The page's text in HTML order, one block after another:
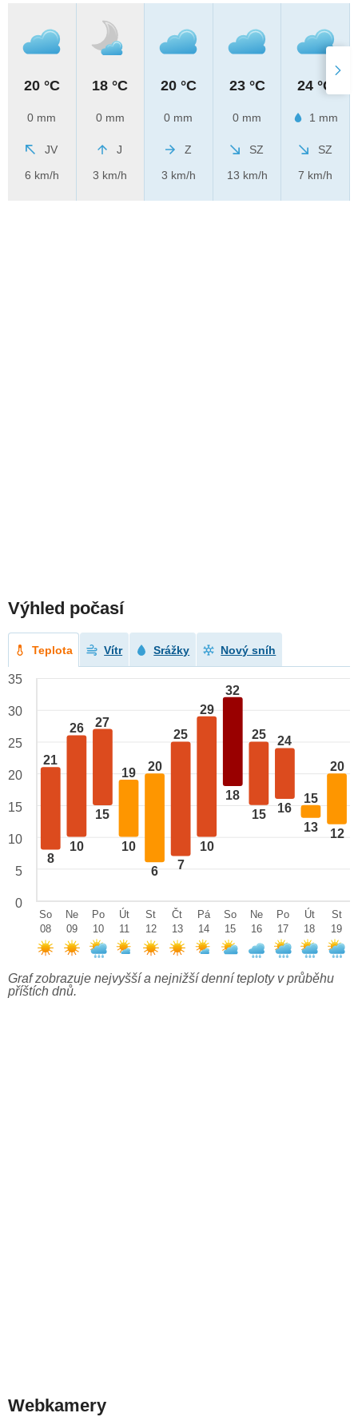
20 °C
0 mm
JV
6 km/h
18 °C
0 mm
J
3 km/h
20 °C
0 mm
Z
3 km/h
23 °C
0 mm
SZ
13 km/h
24 °C
1 mm
SZ
7 km/h
Výhled počasí
Teplota Vítr Srážky Nový sníh
21
8
26
10
27
15
19
10
20
6
25
7
29
10
32
18
25
15
24
16
15
13
20
12
35
30
25
20
15
10
5
0
So
08
Ne
09
Po
10
Út
11
St
12
Čt
13
Pá
14
So
15
Ne
16
Po
17
Út
18
St
19
Graf zobrazuje nejvyšší a nejnižší denní teploty v průběhu
příštích dnů.
Webkamery